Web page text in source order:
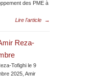
des PME à
Lire l'article
→
Reza-
Tofighi le 9
2025, Amir